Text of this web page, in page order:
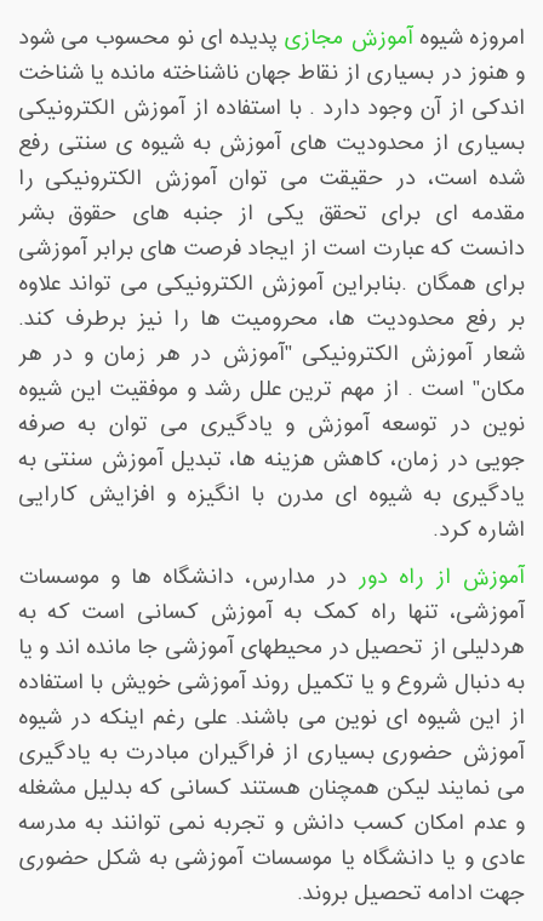
امروزه ﺷﯿﻮهآﻣﻮزش مجازی ﭘﺪﯾﺪه ای ﻧﻮ ﻣﺤﺴﻮب می شود
و ﻫﻨﻮز در ﺑﺴﯿﺎری از ﻧﻘﺎط ﺟﻬﺎن ﻧﺎﺷﻨﺎﺧﺘﻪ ﻣﺎﻧﺪه ﯾﺎ ﺷﻨﺎﺧﺖ
اﻧﺪکی از آن وﺟﻮد دارد . ﺑﺎ اﺳﺘﻔﺎده از آﻣﻮزش اﻟﮑﺘﺮوﻧﯿﮑﯽ
ﺑﺴﯿﺎری از ﻣﺤﺪودﯾﺖ ﻫﺎی آﻣﻮزش به شیوه ی ﺳﻨﺘﯽ رﻓﻊ
ﺷﺪه اﺳﺖ، در حقیقت ﻣﯽ ﺗﻮان آﻣﻮزش اﻟﮑﺘﺮوﻧﯿﮑﯽ را
ﻣﻘﺪﻣﻪ ای ﺑﺮای ﺗﺤﻘﻖ ﯾﮑﯽ از ﺟﻨﺒﻪ ﻫﺎی ﺣﻘﻮق ﺑﺸﺮ
داﻧﺴﺖ ﮐﻪ ﻋﺒﺎرت اﺳﺖ از اﯾﺠﺎد ﻓﺮﺻﺖ ﻫﺎی ﺑﺮاﺑﺮ آﻣﻮزﺷﯽ
ﺑﺮای ﻫﻤﮕﺎن .ﺑﻨﺎﺑﺮاﯾﻦ آﻣﻮزش اﻟﮑﺘﺮوﻧﯿﮑﯽ ﻣﯽ ﺗﻮاﻧﺪ ﻋﻼوه
ﺑﺮ رﻓﻊ ﻣﺤﺪودﯾﺖ ﻫﺎ، ﻣﺤﺮوﻣﯿﺖ ﻫﺎ را ﻧﯿﺰ برطرف کند.
ﺷﻌﺎر آﻣﻮزش اﻟﮑﺘﺮوﻧﯿﮑﯽ "آﻣﻮزش در ﻫﺮ زﻣﺎن و در ﻫﺮ
ﻣﮑﺎن" است . از ﻣﻬﻢ ﺗﺮﯾﻦ ﻋﻠﻞ رﺷﺪ و ﻣﻮﻓﻘﯿﺖ اﯾﻦ ﺷﯿﻮه
ﻧﻮﯾﻦ در ﺗﻮﺳﻌﻪ آﻣﻮزش و ﯾﺎدﮔﯿﺮی می توان به ﺻﺮﻓﻪ
ﺟﻮﯾﯽ در زﻣﺎن، ﮐﺎﻫﺶ ﻫﺰﯾﻨﻪ ﻫﺎ، ﺗﺒﺪﯾﻞ آﻣﻮزش ﺳﻨﺘﯽ ﺑﻪ
ﯾﺎدﮔﯿﺮی به شیوه ای مدرن ﺑﺎ اﻧﮕﯿﺰه و اﻓﺰاﯾﺶ ﮐﺎراﯾﯽ
اشاره کرد.
آموزش از راه دور در مدارس، دانشگاه ها و موسسات
آموزشی، تنها راه کمک به آموزش کسانی است که به
هردلیلی از تحصیل در محیطهای آموزشی جا مانده اند و یا
به دنبال شروع و یا تکمیل روند آموزشی خویش با استفاده
از این شیوه ای نوین می باشند. علی رغم اینکه در شیوه
آموزش حضوری بسیاری از فراگیران مبادرت به یادگیری
می نمایند لیکن همچنان هستند کسانی که بدلیل مشغله
و عدم امکان کسب دانش و تجربه نمی توانند به مدرسه
عادی و یا دانشگاه یا موسسات آموزشی به شکل حضوری
جهت ادامه تحصیل بروند.